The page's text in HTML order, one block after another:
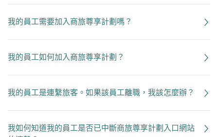
我的員工需要加入商旅尊享計劃嗎？
我的員工如何加入商旅尊享計劃？
我的員工是連繫旅客。如果該員工離職，我該怎麼辦？
我如何知道我的員工是否已中斷商旅尊享計劃入口網站